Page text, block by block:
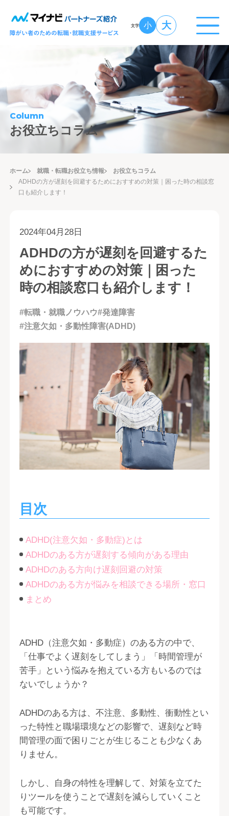
文字 小 大
Column
お役立ちコラム
ホーム 就職・転職お役立ち情報
お役立ちコラム
ADHDの方が遅刻を回避するためにおすすめの対策｜困った時の相談窓
口も紹介します！
2024年04月28日
ADHDの方が遅刻を回避するた
めにおすすめの対策｜困った
時の相談窓口も紹介します！
#転職・就職ノウハウ#発達障害
#注意欠如・多動性障害(ADHD)
目次
ADHD(注意欠如・多動症)とは
ADHDのある方が遅刻する傾向がある理由
ADHDのある方向け遅刻回避の対策
ADHDのある方が悩みを相談できる場所・窓口
まとめ
ADHD（注意欠如・多動症）のある方の中で、
「仕事でよく遅刻をしてしまう」「時間管理が
苦手」という悩みを抱えている方もいるのでは
ないでしょうか？
ADHDのある方は、不注意、多動性、衝動性とい
った特性と職場環境などの影響で、遅刻など時
間管理の面で困りごとが生じることも少なくあ
りません。
しかし、自身の特性を理解して、対策を立てた
りツールを使うことで遅刻を減らしていくこと
も可能です。